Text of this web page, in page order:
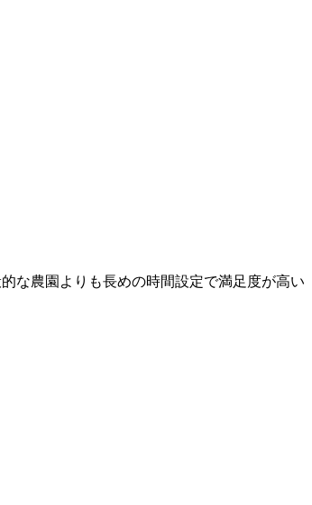
な農園よりも長めの時間設定で満足度が高い